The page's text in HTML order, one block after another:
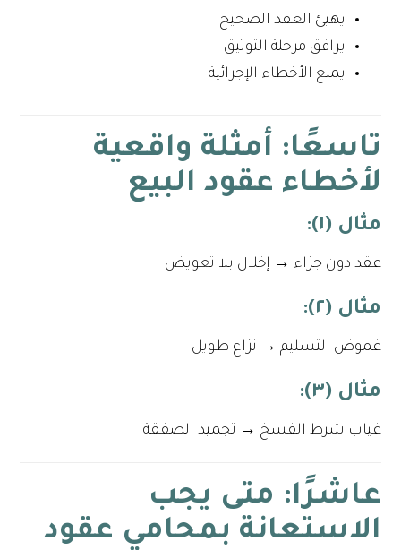
يهيئ العقد الصحيح
يرافق مرحلة التوثيق
يمنع الأخطاء الإجرائية
تاسعًا: أمثلة واقعية
لأخطاء عقود البيع
مثال (١):
عقد دون جزاء → إخلال بلا تعويض
مثال (٢):
غموض التسليم → نزاع طويل
مثال (٣):
غياب شرط الفسخ → تجميد الصفقة
عاشرًا: متى يجب
الاستعانة بمحامي عقود